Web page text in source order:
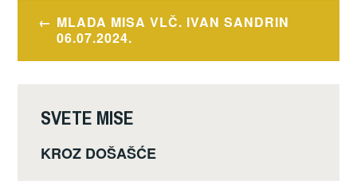
e
b
o
k
er e
Navigacija
objava
MLADA MISA VLČ. IVAN SANDRIN
06.07.2024.
SVETE MISE
KROZ DOŠAŠĆE